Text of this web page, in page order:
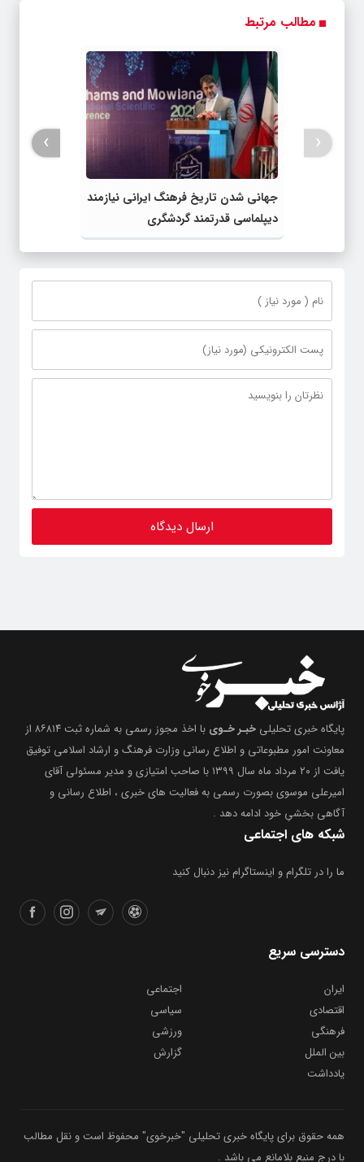
مطالب مرتبط
جهانی شدن تاریخ فرهنگ ایرانی نیازمند
دیپلماسی قدرتمند گردشگری
است+تصاویر
‹
›
پایگاه خبری تحلیلی خبـر خـوی
با اخذ مجوز رسمی به شماره ثبت ۸۶۸۱۴ از
معاونت امور مطبوعاتی و اطلاع رسانی وزارت فرهنگ و ارشاد اسلامی توفیق
یافت از ۲۰ مرداد ماه سال ۱۳۹۹ با صاحب امتیازی و مدیر مسئولی آقای
امیرعلی موسوی بصورت رسمی به فعالیت های خبری ، اطلاع رسانی و
آگاهی بخشیِ خود ادامه دهد .
شبکه های اجتماعی
ما را در تلگرام و اینستاگرام نیز دنبال کنید
دسترسی سریع
ایران
اجتماعی
اقتصادی
سیاسی
فرهنگی
ورزشی
بین الملل
گزارش
یادداشت
همه حقوق برای پایگاه خبری تحلیلی "خبرخوی" محفوظ است و نقل مطالب
با درج منبع بلامانع می باشد .